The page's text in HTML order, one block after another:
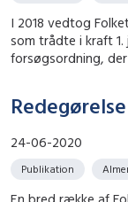
I 2018 vedtog
som trådte i kraft 1.
forsøgsordning,
24-06-2020
Publikation
En bred række af